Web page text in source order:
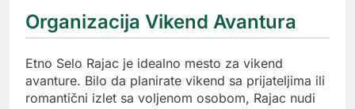
Organizacija Vikend Avantura
Etno Selo Rajac je idealno mesto za vikend
avanture. Bilo da planirate vikend sa prijateljima ili
romantični izlet sa voljenom osobom, Rajac nudi